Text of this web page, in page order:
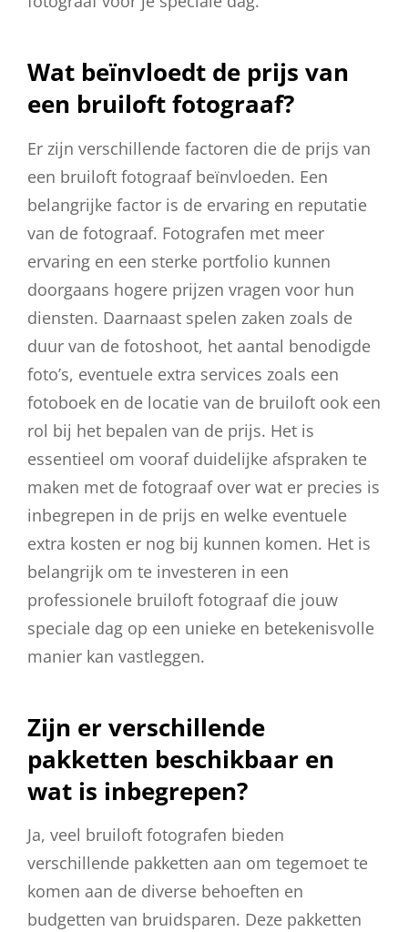
Wat beïnvloedt de prijs van
een bruiloft fotograaf?
Er zijn verschillende factoren die de prijs van
een bruiloft fotograaf beïnvloeden. Een
belangrijke factor is de ervaring en reputatie
van de fotograaf. Fotografen met meer
ervaring en een sterke portfolio kunnen
doorgaans hogere prijzen vragen voor hun
diensten. Daarnaast spelen zaken zoals de
duur van de fotoshoot, het aantal benodigde
foto’s, eventuele extra services zoals een
fotoboek en de locatie van de bruiloft ook een
rol bij het bepalen van de prijs. Het is
essentieel om vooraf duidelijke afspraken te
maken met de fotograaf over wat er precies is
inbegrepen in de prijs en welke eventuele
extra kosten er nog bij kunnen komen. Het is
belangrijk om te investeren in een
professionele bruiloft fotograaf die jouw
speciale dag op een unieke en betekenisvolle
manier kan vastleggen.
Zijn er verschillende
pakketten beschikbaar en
wat is inbegrepen?
Ja, veel bruiloft fotografen bieden
verschillende pakketten aan om tegemoet te
komen aan de diverse behoeften en
budgetten van bruidsparen. Deze pakketten